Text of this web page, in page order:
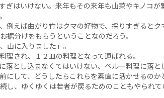
ぎはいけない。来年もその来年も山菜やキノコ
例えば曲がり竹はクマの好物で、採りすぎるとク
裾分けをもらうということなのだろう。
山に入りました」。
され、１２皿の料理となって運ばれる。
落とし込まなくてはいけない、ペルー料理に落
にして、どうしたらこれらを素直に活かせるのか
し、ゆくゆくは若者が戻るためのこともやられて